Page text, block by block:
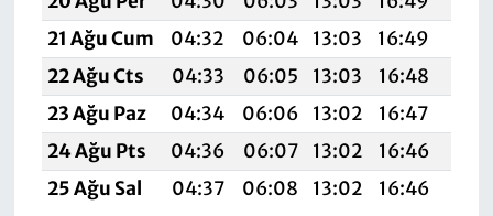
21 Ağu Cum
04:32 06:04 13:03 16:49
22 Ağu Cts
04:33 06:05 13:03 16:48
23 Ağu Paz
04:34 06:06 13:02 16:47
24 Ağu Pts
04:36 06:07 13:02 16:46
25 Ağu Sal
04:37 06:08 13:02 16:46